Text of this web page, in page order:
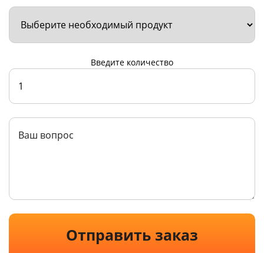
Введите количество
Отправить заказ